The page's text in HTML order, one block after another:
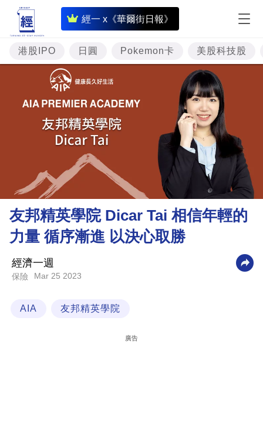
經一 x《華爾街日報》
即
時
財
經
專
題
投
資
樓
市
理
財
商
科
港股IPO 日圓 Pokemon卡 美股科技股
友邦精英學院 Dicar Tai 相信年輕的
力量 循序漸進 以決心取勝
經濟一週
保險 Mar 25 2023
AIA 友邦精英學院
廣告